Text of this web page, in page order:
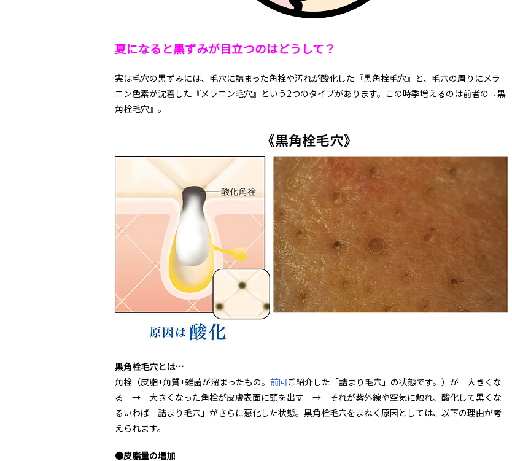
夏になると黒ずみが目立つのはどうして？
実は毛穴の黒ずみには、毛穴に詰まった角栓や汚れが酸化した『黒角栓毛穴』と、毛穴の周りにメラ
ニン色素が沈着した『メラニン毛穴』という2つのタイプがあります。この時季増えるのは前者の『黒
角栓毛穴』。
黒角栓毛穴とは…
角栓（皮脂+角質+雑菌が溜まったもの。 前回ご紹介した「詰まり毛穴」の状態です。）が 大きくな
る → 大きくなった角栓が皮膚表面に頭を出す → それが紫外線や空気に触れ、酸化して黒くな
るいわば「詰まり毛穴」がさらに悪化した状態。黒角栓毛穴をまねく原因としては、以下の理由が考
えられます。
●皮脂量の増加